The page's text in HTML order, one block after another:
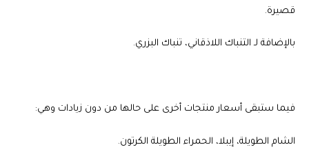
قصيرة.
بالإضافة لـ التنباك اللاذقاني، تنباك البزري.
فيما ستبقى أسعار منتجات أخرى على حالها من دون زيادات وهي:
الشام الطويلة، إيبلا، الحمراء الطويلة الكرتون.